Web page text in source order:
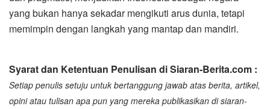
yang bukan hanya sekadar mengikuti arus dunia, tetapi
memimpin dengan langkah yang mantap dan mandiri.
Syarat dan Ketentuan Penulisan di Siaran-Berita.com :
Setiap penulis setuju untuk bertanggung jawab atas berita, artikel,
opini atau tulisan apa pun yang mereka publikasikan di siaran-